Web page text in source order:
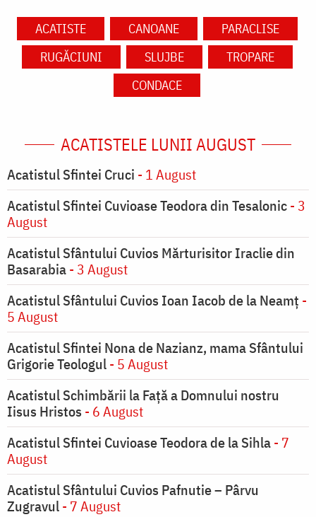
ACATISTE CANOANE
PARACLISE
RUGĂCIUNI
SLUJBE
TROPARE
CONDACE
ACATISTELE LUNII AUGUST
Acatistul Sfintei Cruci - 1 August
Acatistul Sfintei Cuvioase Teodora din Tesalonic- 3
August
Acatistul Sfântului Cuvios Mărturisitor Iraclie din
Basarabia- 3 August
Acatistul Sfântului Cuvios Ioan Iacob de la Neamț -
5 August
Acatistul Sfintei Nona de Nazianz, mama Sfântului
Grigorie Teologul- 5 August
Acatistul Schimbării la Faţă a Domnului nostru
Iisus Hristos - 6 August
Acatistul Sfintei Cuvioase Teodora de la Sihla- 7
August
Acatistul Sfântului Cuvios Pafnutie – Pârvu
Zugravul- 7 August